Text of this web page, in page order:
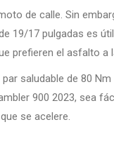
de calle. Sin
19/17 pulgadas es
prefieren el asfalto a
saludable de 80
900 2023, sea
se acelere.